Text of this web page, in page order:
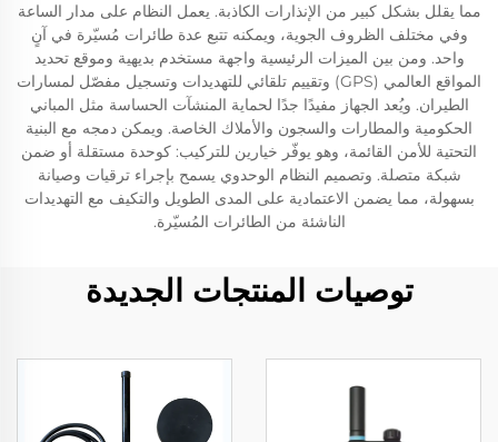
مما يقلل بشكل كبير من الإنذارات الكاذبة. يعمل النظام على مدار الساعة
وفي مختلف الظروف الجوية، ويمكنه تتبع عدة طائرات مُسيّرة في آنٍ
واحد. ومن بين الميزات الرئيسية واجهة مستخدم بديهية وموقع تحديد
المواقع العالمي (GPS) وتقييم تلقائي للتهديدات وتسجيل مفصّل لمسارات
الطيران. ويُعد الجهاز مفيدًا جدًا لحماية المنشآت الحساسة مثل المباني
الحكومية والمطارات والسجون والأملاك الخاصة. ويمكن دمجه مع البنية
التحتية للأمن القائمة، وهو يوفّر خيارين للتركيب: كوحدة مستقلة أو ضمن
شبكة متصلة. وتصميم النظام الوحدوي يسمح بإجراء ترقيات وصيانة
بسهولة، مما يضمن الاعتمادية على المدى الطويل والتكيف مع التهديدات
الناشئة من الطائرات المُسيّرة.
توصيات المنتجات الجديدة